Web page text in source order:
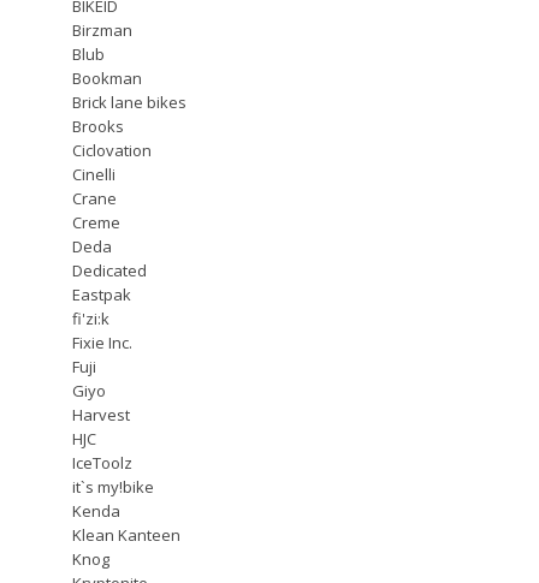
BIKEID
Birzman
Blub
Bookman
Brick lane bikes
Brooks
Ciclovation
Cinelli
Crane
Creme
Deda
Dedicated
Eastpak
fi'zi:k
Fixie Inc.
Fuji
Giyo
Harvest
HJC
IceToolz
it`s my!bike
Kenda
Klean Kanteen
Knog